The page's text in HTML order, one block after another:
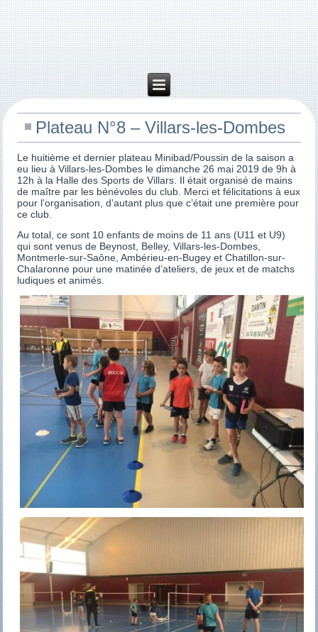
Plateau N°8 – Villars-les-Dombes
Le huitième et dernier plateau Minibad/Poussin de la saison a
eu lieu à Villars-les-Dombes le dimanche 26 mai 2019 de 9h à
12h à la Halle des Sports de Villars. Il était organisé de mains
de maître par les bénévoles du club. Merci et félicitations à eux
pour l’organisation, d’autant plus que c’était une première pour
ce club.
Au total, ce sont 10 enfants de moins de 11 ans (U11 et U9)
qui sont venus de Beynost, Belley, Villars-les-Dombes,
Montmerle-sur-Saône, Ambérieu-en-Bugey et Chatillon-sur-
Chalaronne pour une matinée d’ateliers, de jeux et de matchs
ludiques et animés.